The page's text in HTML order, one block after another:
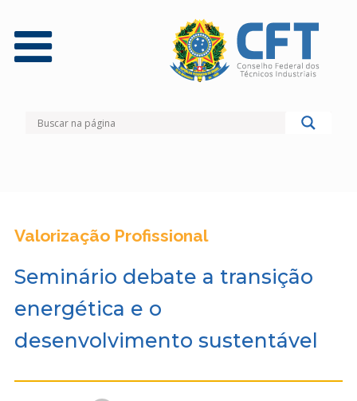
Valorização Profissional
Seminário debate a transição
energética e o
desenvolvimento sustentável